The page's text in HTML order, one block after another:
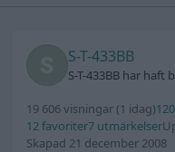
S-T-433BB
S-T-433BB har haft
19 606 visningar (1 idag)
12 favoriter7 utmärkelser
Skapad 21 december 2008